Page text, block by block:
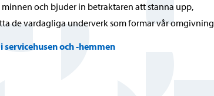
och bjuder in betraktaren att stanna upp,
de vardagliga underverk som formar vår omgivning
och -hemmen